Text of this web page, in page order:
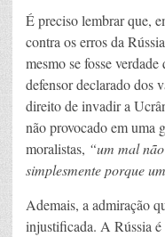
É preciso lembrar que,
contra os erros da
mesmo se fosse
defensor declarado dos
direito de invadir a
não provocado em uma
moralistas, “um mal
simplesmente porque
Ademais, a admiração
injustificada. A Rússia